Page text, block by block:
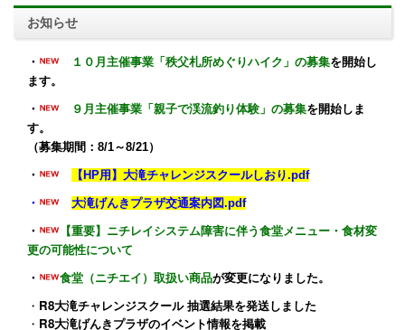
お知らせ
・ １０月主催事業「秩父札所めぐりハイク」の募集を開始し
ます。
・ ９月主催事業「親子で渓流釣り体験」の募集を開始しま
す。
（募集期間：8/1～8/21）
・ 【HP用】大滝チャレンジスクールしおり.pdf
・ 大滝げんきプラザ交通案内図.pdf
・
【重要】ニチレイシステム障害に伴う食堂メニュー・食材変
更の可能性について
・ 食堂（ニチエイ）取扱い商品が変更になりました。
・ R8大滝チャレンジスクール 抽選結果を発送しました
・ R8大滝げんきプラザのイベント情報を掲載